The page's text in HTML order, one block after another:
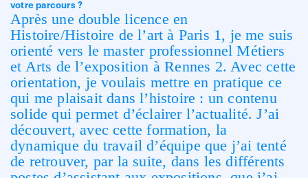
votre parcours ?
Après une double licence en
Histoire/Histoire de l’art à Paris 1, je me suis
orienté vers le master professionnel Métiers
et Arts de l’exposition à Rennes 2. Avec cette
orientation, je voulais mettre en pratique ce
qui me plaisait dans l’histoire : un contenu
solide qui permet d’éclairer l’actualité. J’ai
découvert, avec cette formation, la
dynamique du travail d’équipe que j’ai tenté
de retrouver, par la suite, dans les différents